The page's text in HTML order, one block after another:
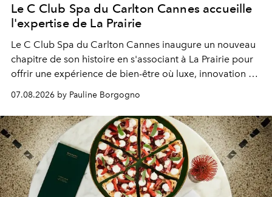
Le C Club Spa du Carlton Cannes accueille
l'expertise de La Prairie
Le C Club Spa du Carlton Cannes inaugure un nouveau
chapitre de son histoire en s'associant à La Prairie pour
offrir une expérience de bien-être où luxe, innovation et
07.08.2026 by Pauline Borgogno